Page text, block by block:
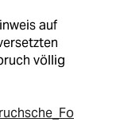
auf
völlig